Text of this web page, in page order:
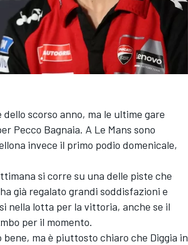
scorso anno, ma le ultime gare
Pecco Bagnaia. A Le Mans sono
invece il primo podio domenicale,
si corre su una delle piste che
già regalato grandi soddisfazioni e
nella lotta per la vittoria, anche se il
per il momento.
ma è piuttosto chiaro che Diggia in